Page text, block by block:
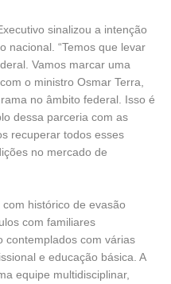
sinalizou a intenção
nacional. “Temos que levar
Vamos marcar uma
o ministro Osmar Terra,
no âmbito federal. Isso é
dessa parceria com as
recuperar todos esses
no mercado de
histórico de evasão
com familiares
contemplados com várias
e educação básica. A
equipe multidisciplinar,